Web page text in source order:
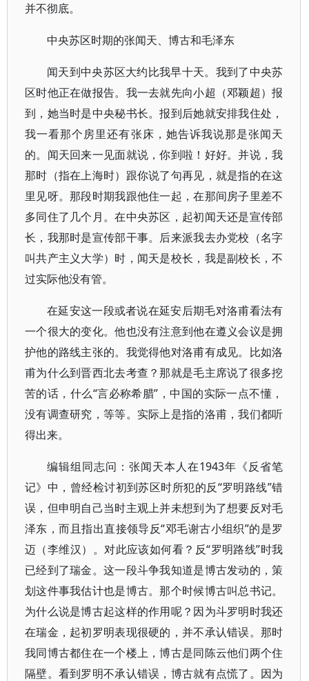
并不彻底。
中央苏区时期的张闻天、博古和毛泽东
闻天到中央苏区大约比我早十天。我到了中央苏
区时他正在做报告。我一去就先向小超（邓颖超）报
到，她当时是中央秘书长。报到后她就安排我住处，
我一看那个房里还有张床，她告诉我说那是张闻天
的。闻天回来一见面就说，你到啦！好好。并说，我
那时（指在上海时）跟你说了句再见，就是指的在这
里见呀。那段时期我跟他住一起，在那间房子里差不
多同住了几个月。在中央苏区，起初闻天还是宣传部
长，我那时是宣传部干事。后来派我去办党校（名字
叫共产主义大学）时，闻天是校长，我是副校长，不
过实际他没有管。
在延安这一段或者说在延安后期毛对洛甫看法有
一个很大的变化。他也没有注意到他在遵义会议是拥
护他的路线主张的。我觉得他对洛甫有成见。比如洛
甫为什么到晋西北去考查？那就是毛主席说了很多挖
苦的话，什么“言必称希腊”，中国的实际一点不懂，
没有调查研究，等等。实际上是指的洛甫，我们都听
得出来。
编辑组同志问：张闻天本人在1943年《反省笔
记》中，曾经检讨初到苏区时所犯的反“罗明路线”错
误，但申明自己当时主观上并未想到为了想要反对毛
泽东，而且指出直接领导反“邓毛谢古小组织”的是罗
迈（李维汉）。对此应该如何看？反“罗明路线”时我
已经到了瑞金。这一段斗争我知道是博古发动的，策
划这件事我估计也是博古。那个时候博古叫总书记。
为什么说是博古起这样的作用呢？因为斗罗明时我还
在瑞金，起初罗明表现很硬的，并不承认错误。那时
我同博古都住在一个楼上，博古是同陈云他们两个住
隔壁。看到罗明不承认错误，博古就有点慌了。因为